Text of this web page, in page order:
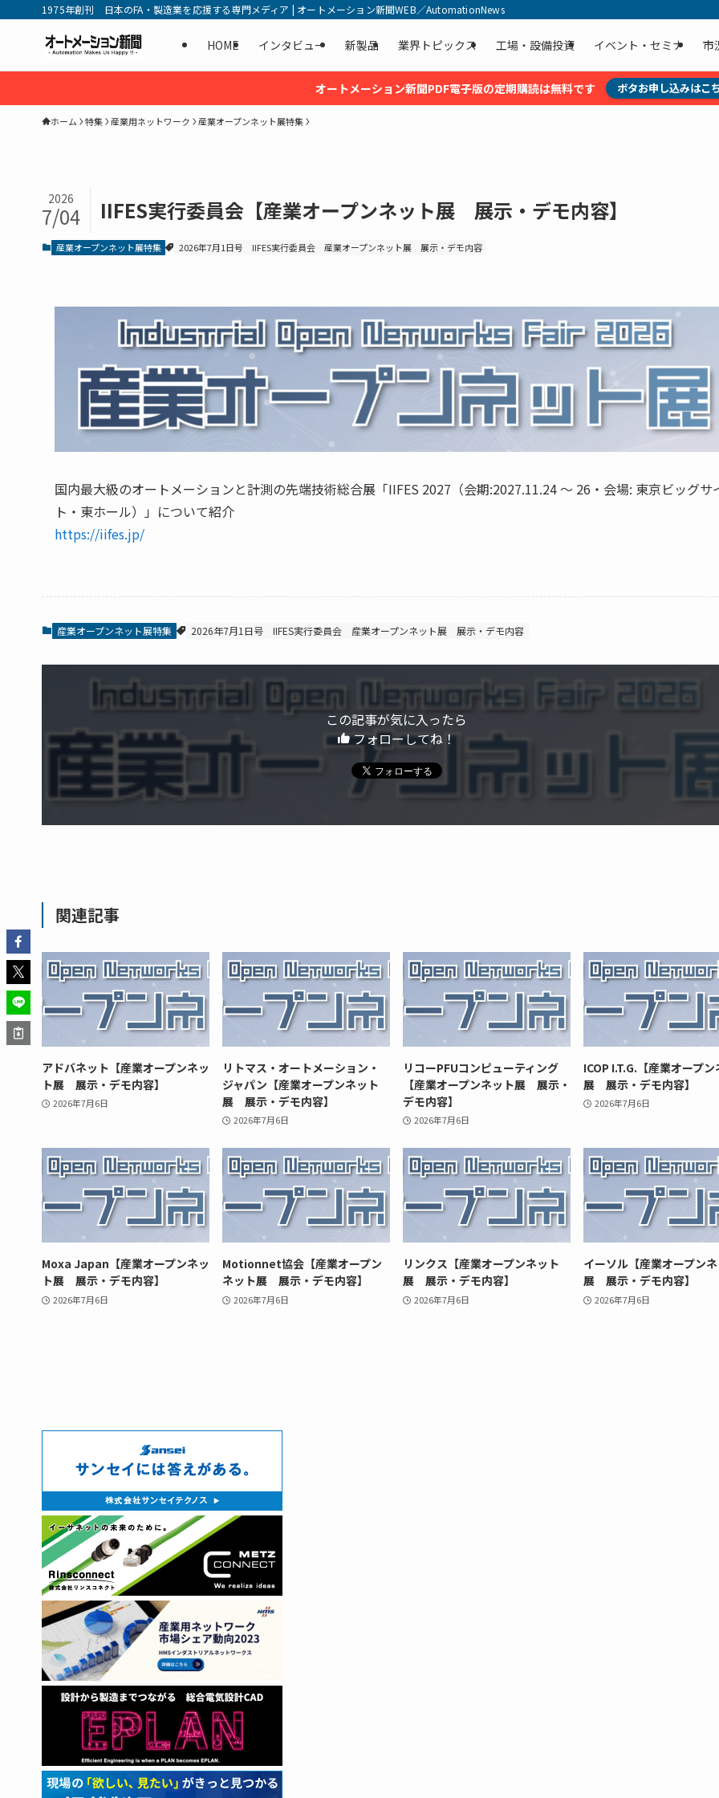
1975年創刊 日本のFA・製造業を応援する専門メディア | オートメーション新聞WEB／AutomationNews
HOME インタビュー 新製品 業界トピックス 工場・設備投資 イベント・セミナ 市
オートメーション新聞PDF電子版の定期購読は無料です ボタお申し込みはこ
ホーム 特集 産業用ネットワーク 産業オープンネット展特集
IIFES実行委員会【産業オープンネット展 展示・デモ内容】
2026
7/04
産業オープンネット展特集 2026年7月1日号 IIFES実行委員会 産業オープンネット展 展示・デモ内容
国内最大級のオートメーションと計測の先端技術総合展「IIFES 2027（会期:2027.11.24 ～ 26・会場: 東京ビッグサ
ト・東ホール）」について紹介
https://iifes.jp/
産業オープンネット展特集 2026年7月1日号 IIFES実行委員会 産業オープンネット展 展示・デモ内容
この記事が気に入ったら
フォローしてね！
関連記事
アドバネット【産業オープンネッ
ト展 展示・デモ内容】
2026年7月6日
リトマス・オートメーション・
ジャパン【産業オープンネット
展 展示・デモ内容】
2026年7月6日
リコーPFUコンピューティング
【産業オープンネット展 展示・
デモ内容】
2026年7月6日
ICOP I.T.G.【産業オープ
展 展示・デモ内容】
2026年7月6日
Moxa Japan【産業オープンネッ
ト展 展示・デモ内容】
2026年7月6日
Motionnet協会【産業オープン
ネット展 展示・デモ内容】
2026年7月6日
リンクス【産業オープンネット
展 展示・デモ内容】
2026年7月6日
イーソル【産業オープン
展 展示・デモ内容】
2026年7月6日